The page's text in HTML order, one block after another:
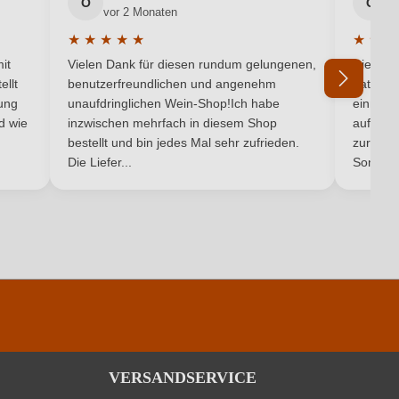
Piemont
Weißwein
Ich habe mein Passwort vergessen
von 5 Sternen
wie
vor 2 Monaten
★ ★ ★ ★ ★
Durchschnittliche Bewertung von 5 von 5 Sternen
Vielen Dank für diesen rundum gelungenen,
benutzerfreundlichen und angenehm
unaufdringlichen Wein-Shop!Ich habe
inzwischen mehrfach in diesem Shop
bestellt und bin jedes Mal sehr zufrieden.
Die Liefer...
★ ★
Die
hat
einmal
auf
zurück
Son...
VERSANDSERVICE